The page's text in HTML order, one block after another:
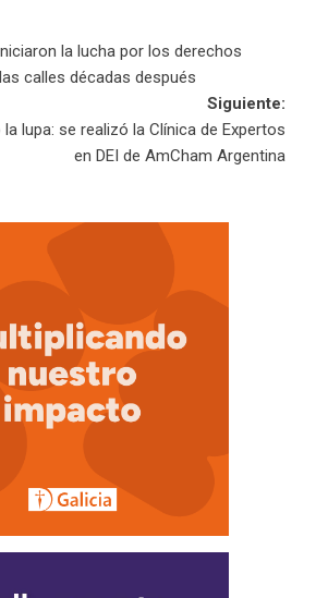
la lucha por los derechos
calles décadas después
Siguiente:
lupa: se realizó la Clínica de Expertos
en DEI de AmCham Argentina